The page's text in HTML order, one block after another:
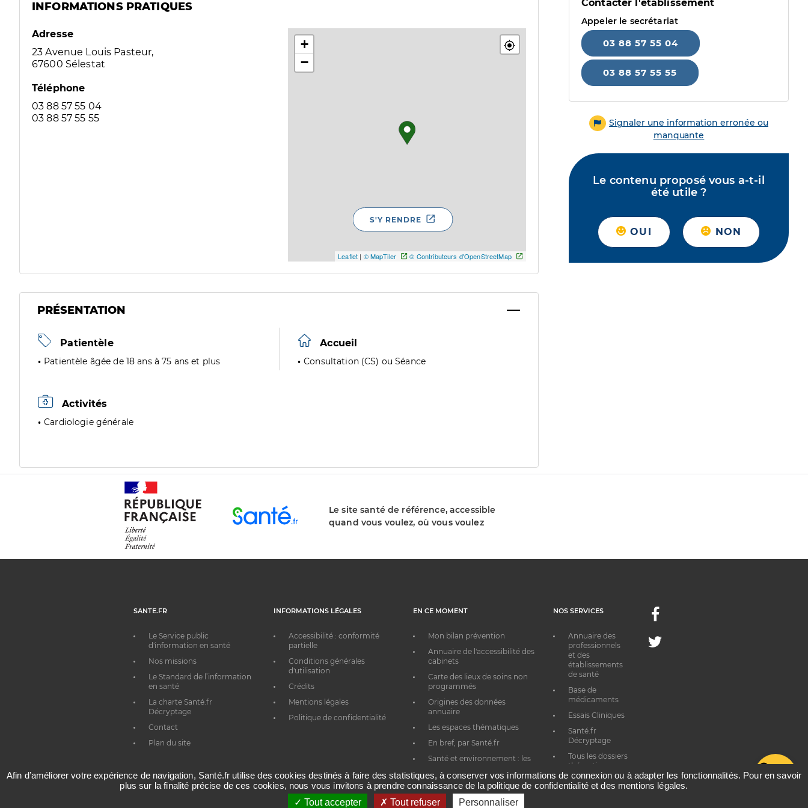
INFORMATIONS PRATIQUES
Adresse
23 Avenue Louis Pasteur,
67600 Sélestat
Téléphone
03 88 57 55 04
03 88 57 55 55
+
−
Leaflet | © MapTiler © Contributeurs d'OpenStreetMap
S'Y RENDRE
PRÉSENTATION
Patientèle
Patientèle âgée de 18 ans à 75 ans et plus
Accueil
Consultation (CS) ou Séance
Activités
Cardiologie générale
Contacter l'établissement
Appeler le secrétariat
03 88 57 55 04
03 88 57 55 55
Signaler une information erronée ou
manquante
Le contenu proposé vous a-t-il
été utile ?
OUI NON
Le site santé de référence, accessible
quand vous voulez, où vous voulez
SANTE.FR
Le Service public
d'information en santé
Nos missions
Le Standard de l’information
en santé
La charte Santé.fr
Décryptage
Contact
Plan du site
INFORMATIONS LÉGALES
Accessibilité : conformité
partielle
Conditions générales
d'utilisation
Crédits
Mentions légales
Politique de confidentialité
EN CE MOMENT
Mon bilan prévention
Annuaire de l'accessibilité des
cabinets
Carte des lieux de soins non
programmés
Origines des données
annuaire
Les espaces thématiques
En bref, par Santé.fr
Santé et environnement : les
NOS SERVICES
Annuaire des
professionnels
et des
établissements
de santé
Base de
médicaments
Essais Cliniques
Santé.fr
Décryptage
Tous les dossiers
thématiques
Facebook
Twitter
Afin d’améliorer votre expérience de navigation, Santé.fr utilise des cookies destinés à faire des statistiques, à conserver vos informations de connexion ou à adapter les fonctionnalités. Pour en savoir
plus sur la finalité précise de ces cookies, nous vous invitons à prendre connaissance de la politique de confidentialité et des mentions légales.
Tout accepter
Tout refuser Personnaliser